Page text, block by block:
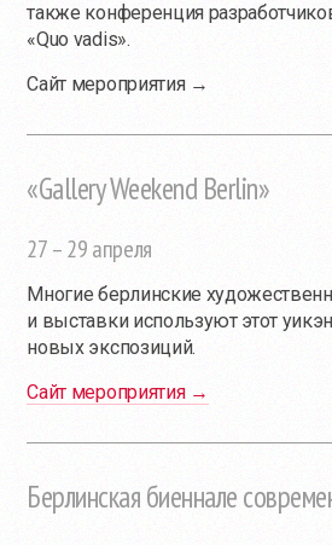
также конференция
«Quo vadis».
Сайт мероприятия →
«Gallery Weekend Berlin»
27 – 29 апреля
Многие берлинские
и выставки используют этот
новых экспозиций.
Сайт мероприятия →
Берлинская биеннале